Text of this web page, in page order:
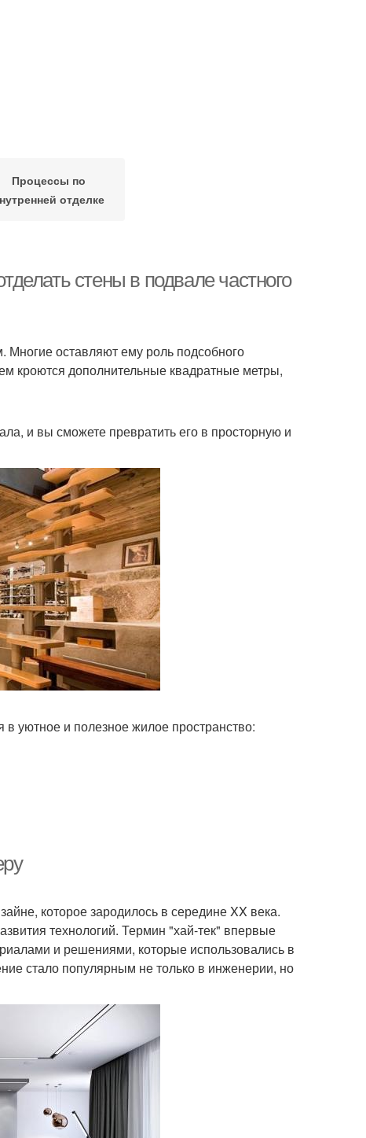
Процессы по
отделке
стены в подвале частного
оставляют ему роль подсобного
кроются дополнительные квадратные метры,
и вы сможете превратить его в просторную и
уютное и полезное жилое пространство:
которое зародилось в середине XX века.
технологий. Термин "хай-тек" впервые
и решениями, которые использовались в
стало популярным не только в инженерии, но